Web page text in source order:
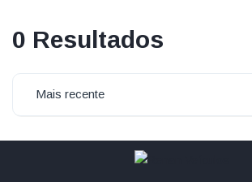
0 Resultados
Mais recente